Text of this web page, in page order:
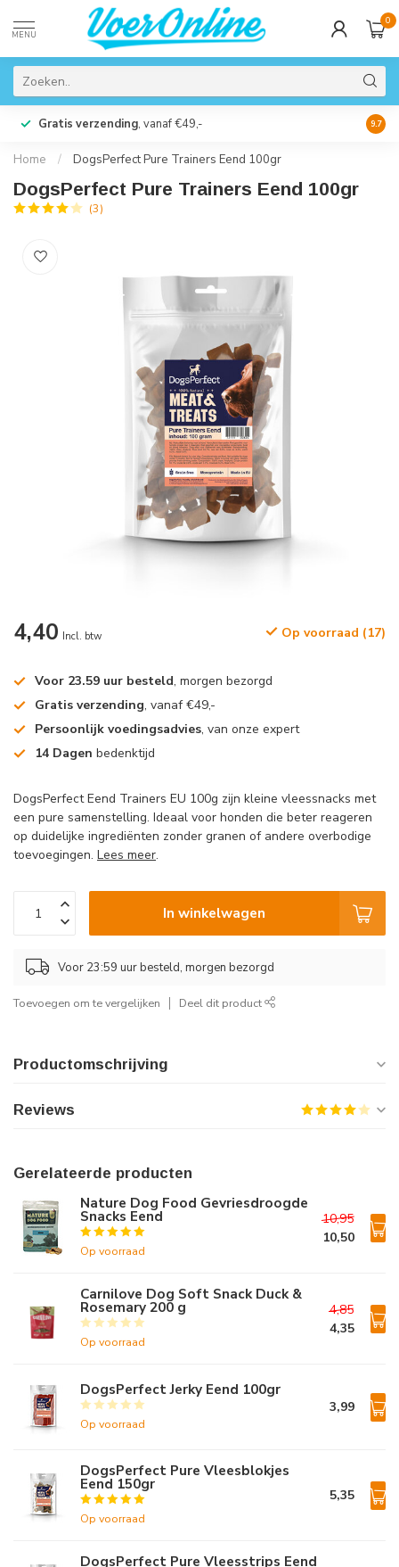
MENU
0
Gratis verzending, vanaf €49,- 9.7
Home / DogsPerfect Pure Trainers Eend 100gr
DogsPerfect Pure Trainers Eend 100gr
(3)
4,40 Incl. btw Op voorraad (17)
Voor 23.59 uur besteld, morgen bezorgd
Gratis verzending, vanaf €49,-
Persoonlijk voedingsadvies, van onze expert
14 Dagen bedenktijd
DogsPerfect Eend Trainers EU 100g zijn kleine vleessnacks met
een pure samenstelling. Ideaal voor honden die beter reageren
op duidelijke ingrediënten zonder granen of andere overbodige
toevoegingen. Lees meer.
In winkelwagen
Voor 23:59 uur besteld, morgen bezorgd
Toevoegen om te vergelijken Deel dit product
Productomschrijving
Reviews
Gerelateerde producten
Nature Dog Food Gevriesdroogde
Snacks Eend
Op voorraad
10,95
10,50
Carnilove Dog Soft Snack Duck &
Rosemary 200 g
Op voorraad
4,85
4,35
DogsPerfect Jerky Eend 100gr
Op voorraad
3,99
DogsPerfect Pure Vleesblokjes
Eend 150gr
Op voorraad
5,35
DogsPerfect Pure Vleesstrips Eend